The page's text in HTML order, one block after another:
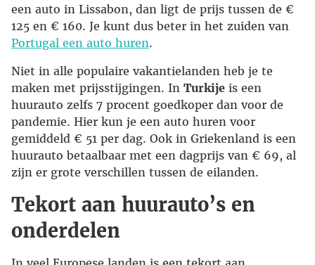
een auto in Lissabon, dan ligt de prijs tussen de €
125 en € 160. Je kunt dus beter in het zuiden van
Portugal een auto huren.
Niet in alle populaire vakantielanden heb je te
maken met prijsstijgingen. In Turkije is een
huurauto zelfs 7 procent goedkoper dan voor de
pandemie. Hier kun je een auto huren voor
gemiddeld € 51 per dag. Ook in Griekenland is een
huurauto betaalbaar met een dagprijs van € 69, al
zijn er grote verschillen tussen de eilanden.
Tekort aan huurauto’s en
onderdelen